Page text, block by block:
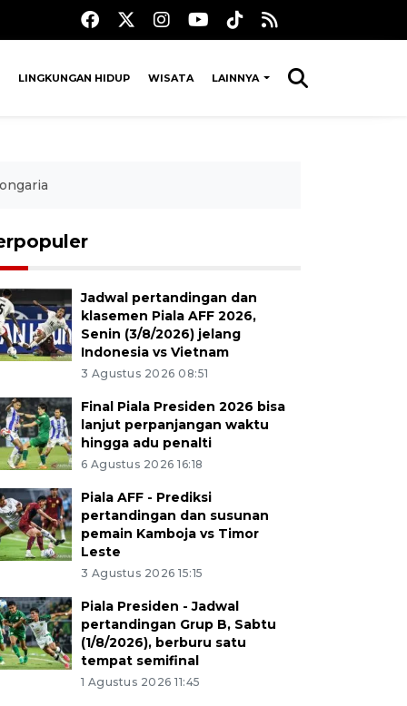
LINGKUNGAN HIDUP WISATA LAINNYA
Jadwal pertandingan dan
klasemen Piala AFF 2026,
Senin (3/8/2026) jelang
Indonesia vs Vietnam
3 Agustus 2026 08:51
Final Piala Presiden 2026 bisa
lanjut perpanjangan waktu
hingga adu penalti
6 Agustus 2026 16:18
Piala AFF - Prediksi
pertandingan dan susunan
pemain Kamboja vs Timor
Leste
3 Agustus 2026 15:15
Piala Presiden - Jadwal
pertandingan Grup B, Sabtu
(1/8/2026), berburu satu
tempat semifinal
1 Agustus 2026 11:45